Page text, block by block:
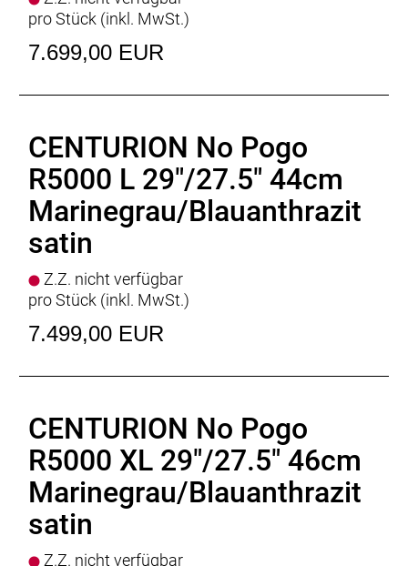
pro Stück (inkl. MwSt.)
7.699,00 EUR
CENTURION No Pogo
R5000 L 29"/27.5" 44cm
Marinegrau/Blauanthrazit
satin
Z.Z. nicht verfügbar
pro Stück (inkl. MwSt.)
7.499,00 EUR
CENTURION No Pogo
R5000 XL 29"/27.5" 46cm
Marinegrau/Blauanthrazit
satin
Z.Z. nicht verfügbar